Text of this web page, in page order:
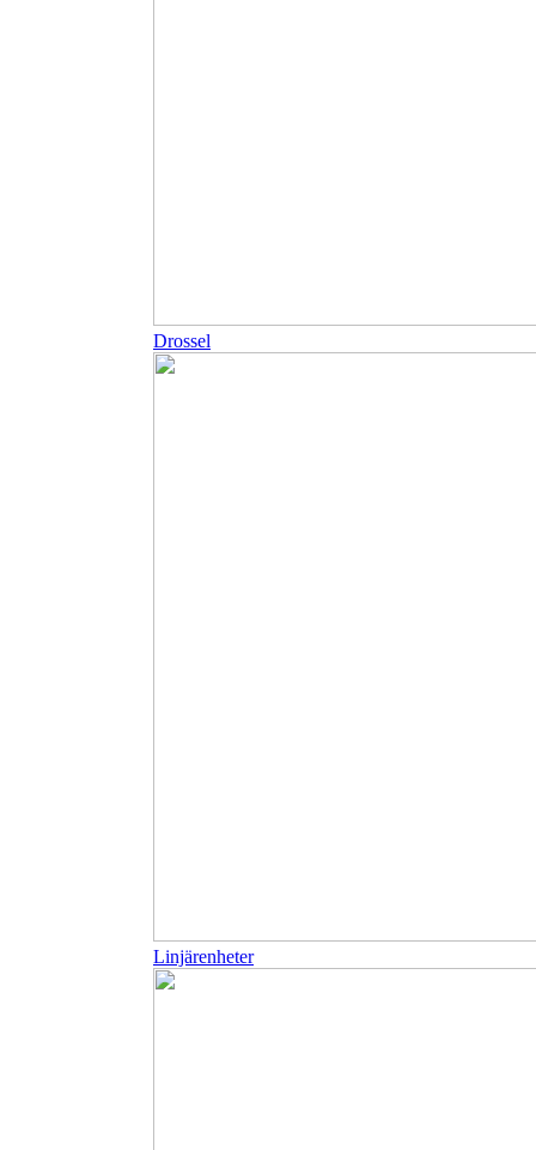
Drossel
Linjärenheter